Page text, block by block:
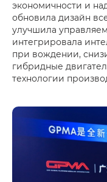
экономичности и
обновила дизайн
улучшила
интегрировала
при вождении,
гибридные
технологии